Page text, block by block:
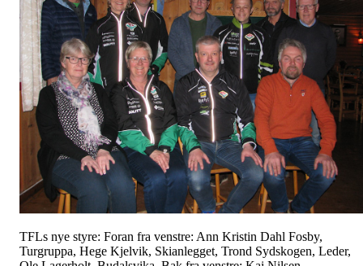
TFLs nye styre: Foran fra venstre: Ann Kristin Dahl Fosby,
Turgruppa, Hege Kjelvik, Skianlegget, Trond Sydskogen, Leder,